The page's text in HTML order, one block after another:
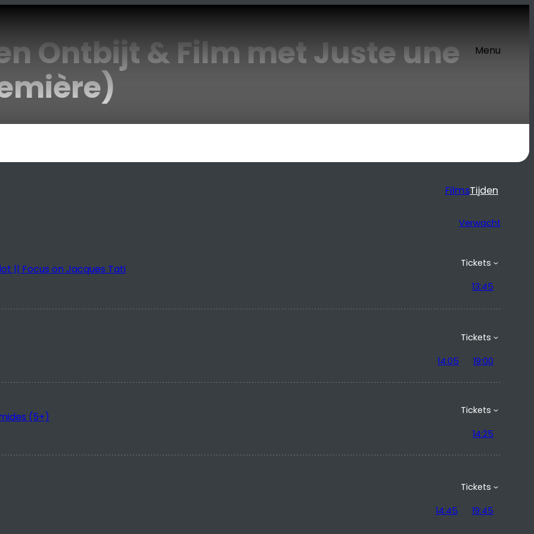
Menu
Ontbijt & Film met Juste une
FilmsTijden
Verwacht
Les vacances de Monsieur Hulot || Focus on Jacques Tati
Tickets
13:45
Tickets
14:05
19:00
(5+)
Tickets
14:25
Tickets
14:45
19:45